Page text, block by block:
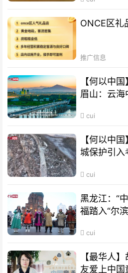
ONCE区礼
推广信息
【何以中
眉山：云海
cui
【何以中
城保护引入
cui
黑龙江：“
福踏入“尔
cui
【最华人
友爱上中国